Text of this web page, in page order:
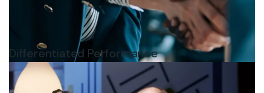
Differentiated Performance